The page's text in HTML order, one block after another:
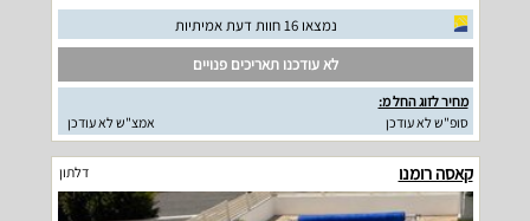
נמצאו 16 חוות דעת אמיתיות
לא עודכנו תאריכים פנויים
מחיר לזוג החל מ:
סופ"ש לא עודכן
אמצ"ש לא עודכן
קאסה רומנו דלתון